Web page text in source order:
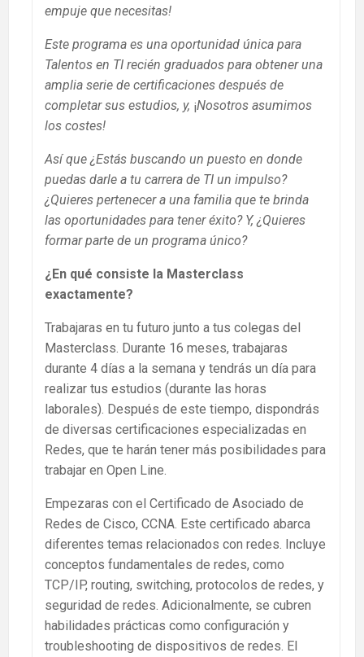
empuje que necesitas!
Este programa es una oportunidad única para
Talentos en TI recién graduados para obtener una
amplia serie de certificaciones después de
completar sus estudios, y, ¡Nosotros asumimos
los costes!
Así que ¿Estás buscando un puesto en donde
puedas darle a tu carrera de TI un impulso?
¿Quieres pertenecer a una familia que te brinda
las oportunidades para tener éxito? Y, ¿Quieres
formar parte de un programa único?
¿En qué consiste la Masterclass
exactamente?
Trabajaras en tu futuro junto a tus colegas del
Masterclass. Durante 16 meses, trabajaras
durante 4 días a la semana y tendrás un día para
realizar tus estudios (durante las horas
laborales). Después de este tiempo, dispondrás
de diversas certificaciones especializadas en
Redes, que te harán tener más posibilidades para
trabajar en Open Line.
Empezaras con el Certificado de Asociado de
Redes de Cisco, CCNA. Este certificado abarca
diferentes temas relacionados con redes. Incluye
conceptos fundamentales de redes, como
TCP/IP, routing, switching, protocolos de redes, y
seguridad de redes. Adicionalmente, se cubren
habilidades prácticas como configuración y
troubleshooting de dispositivos de redes. El